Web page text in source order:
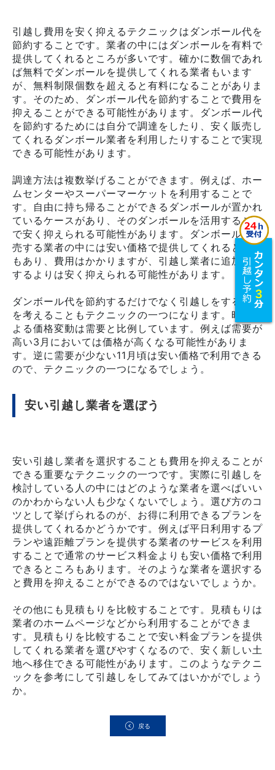
引越し費用を安く抑えるテクニックはダンボール代を
節約することです。業者の中にはダンボールを有料で
提供してくれるところが多いです。確かに数個であれ
ば無料でダンボールを提供してくれる業者もいます
が、無料制限個数を超えると有料になることがありま
す。そのため、ダンボール代を節約することで費用を
抑えることができる可能性があります。ダンボール代
を節約するためには自分で調達をしたり、安く販売し
てくれるダンボール業者を利用したりすることで実現
できる可能性があります。
調達方法は複数挙げることができます。例えば、ホー
ムセンターやスーパーマーケットを利用することで
す。自由に持ち帰ることができるダンボールが置かれ
ているケースがあり、そのダンボールを活用すること
で安く抑えられる可能性があります。ダンボールを販
売する業者の中には安い価格で提供してくれるところ
もあり、費用はかかりますが、引越し業者に追加依頼
するよりは安く抑えられる可能性があります。
ダンボール代を節約するだけでなく引越しをする時期
を考えることもテクニックの一つになります。時期に
よる価格変動は需要と比例しています。例えば需要が
高い3月においては価格が高くなる可能性がありま
す。逆に需要が少ない11月頃は安い価格で利用できる
ので、テクニックの一つになるでしょう。
安い引越し業者を選ぼう
安い引越し業者を選択することも費用を抑えることが
できる重要なテクニックの一つです。実際に引越しを
検討している人の中にはどのような業者を選べばいい
のかわからない人も少なくないでしょう。選び方のコ
ツとして挙げられるのが、お得に利用できるプランを
提供してくれるかどうかです。例えば平日利用するプ
ランや遠距離プランを提供する業者のサービスを利用
することで通常のサービス料金よりも安い価格で利用
できるところもあります。そのような業者を選択する
と費用を抑えることができるのではないでしょうか。
その他にも見積もりを比較することです。見積もりは
業者のホームページなどから利用することができま
す。見積もりを比較することで安い料金プランを提供
してくれる業者を選びやすくなるので、安く新しい土
地へ移住できる可能性があります。このようなテクニ
ックを参考にして引越しをしてみてはいかがでしょう
か。
戻る